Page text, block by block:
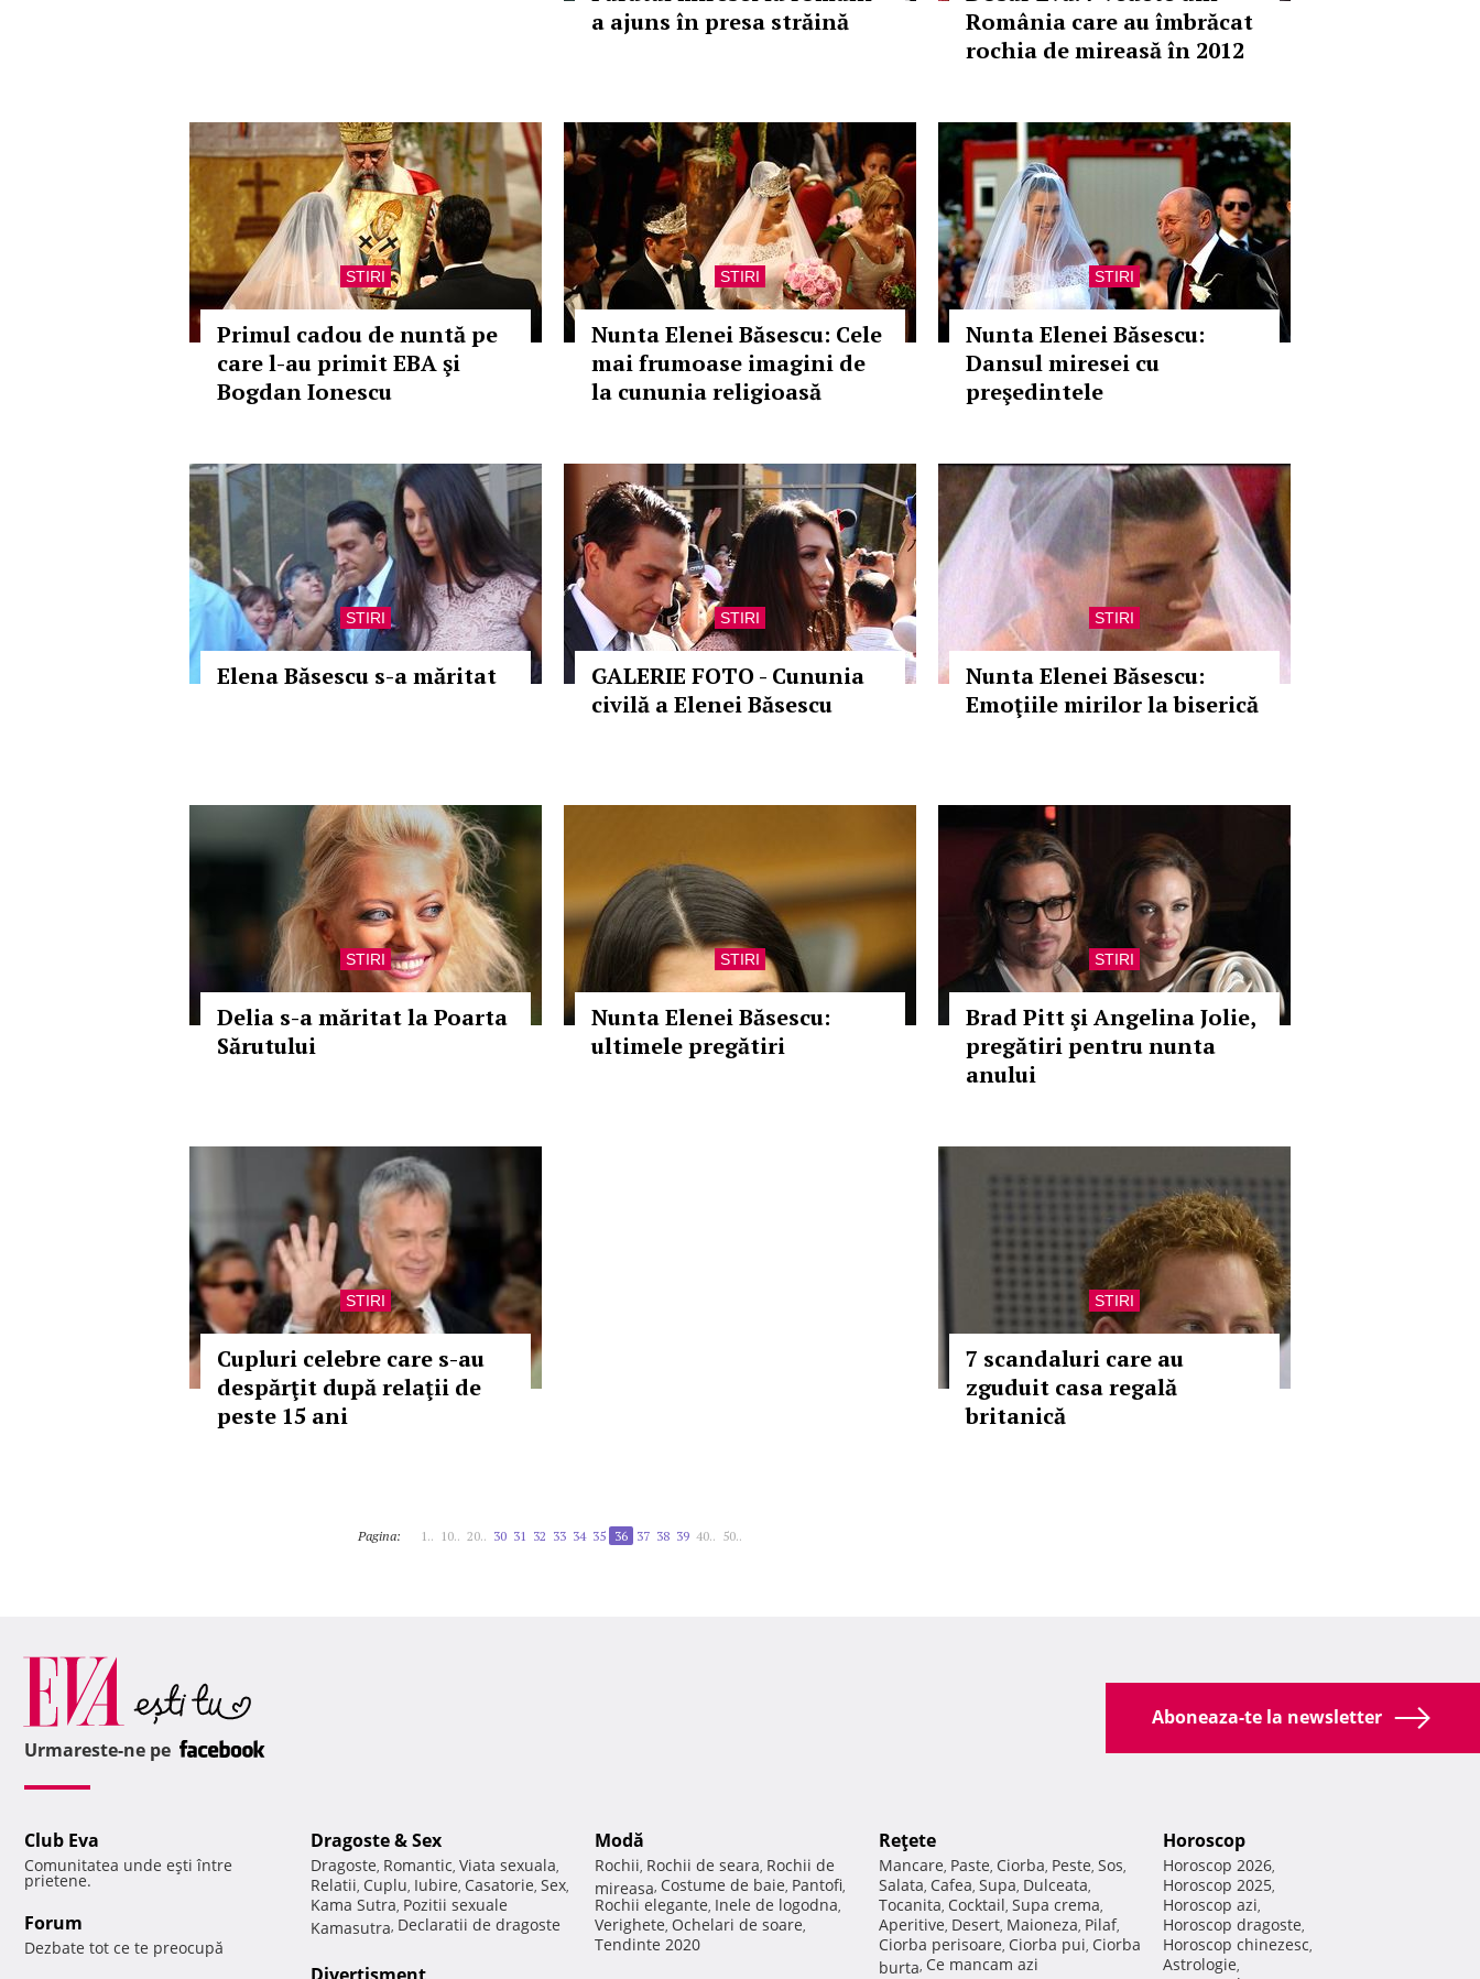
a ajuns în presa străină
România care au îmbrăcat
rochia de mireasă în 2012
STIRI
Primul cadou de nuntă pe
care l-au primit EBA şi
Bogdan Ionescu
STIRI
Nunta Elenei Băsescu: Cele
mai frumoase imagini de
la cununia religioasă
STIRI
Nunta Elenei Băsescu:
Dansul miresei cu
preşedintele
STIRI
Elena Băsescu s-a măritat
STIRI
GALERIE FOTO - Cununia
civilă a Elenei Băsescu
STIRI
Nunta Elenei Băsescu:
Emoţiile mirilor la biserică
STIRI
Delia s-a măritat la Poarta
Sărutului
STIRI
Nunta Elenei Băsescu:
ultimele pregătiri
STIRI
Brad Pitt şi Angelina Jolie,
pregătiri pentru nunta
anului
STIRI
Cupluri celebre care s-au
despărţit după relaţii de
peste 15 ani
STIRI
7 scandaluri care au
zguduit casa regală
britanică
Pagina: 1.. 10.. 20.. 30 31 32 33 34 35 36 37 38 39 40.. 50..
Aboneaza-te la newsletter
Urmareste-ne pe
Club Eva
Comunitatea unde eşti între
prietene.
Forum
Dezbate tot ce te preocupă
Dragoste & Sex
Dragoste, Romantic, Viata sexuala,
Relatii, Cuplu, Iubire, Casatorie, Sex,
Kama Sutra, Pozitii sexuale
Kamasutra, Declaratii de dragoste
Modă
Rochii, Rochii de seara, Rochii de
mireasa, Costume de baie, Pantofi,
Rochii elegante, Inele de logodna,
Verighete, Ochelari de soare,
Tendinte 2020
Reţete
Mancare, Paste, Ciorba, Peste, Sos,
Salata, Cafea, Supa, Dulceata,
Tocanita, Cocktail, Supa crema,
Aperitive, Desert, Maioneza, Pilaf,
Ciorba perisoare, Ciorba pui, Ciorba
burta, Ce mancam azi
Horoscop
Horoscop 2026,
Horoscop 2025,
Horoscop azi,
Horoscop dragoste,
Horoscop chinezesc,
Astrologie,